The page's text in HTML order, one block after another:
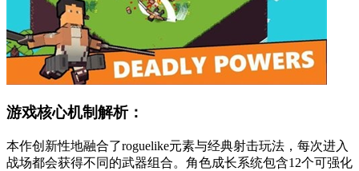
游戏核心机制解析：
本作创新性地融合了roguelike元素与经典射击玩法，每次进入
战场都会获得不同的武器组合。角色成长系统包含12个可强化